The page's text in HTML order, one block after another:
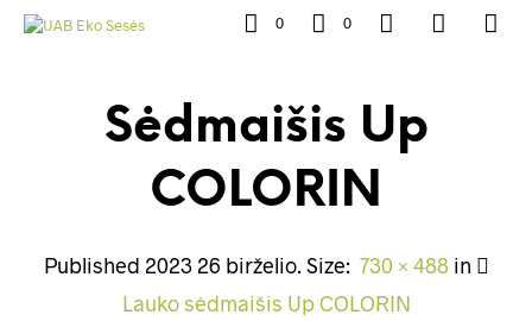
0 0
Sėdmaišis Up
COLORIN
Published 2023 26 birželio. Size: 730 × 488 in
Lauko sėdmaišis Up COLORIN